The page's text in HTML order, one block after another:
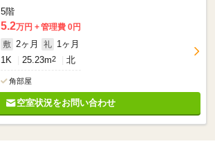
5階
5.2万円
管理費 0円
敷 2ヶ月 礼 1ヶ月
1K
25.23m2 北
角部屋
空室状況をお問い合わせ